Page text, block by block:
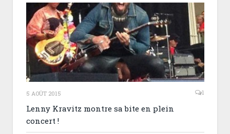
5 AOÛT 2015 1
Lenny Kravitz montre sa bite en plein
concert !